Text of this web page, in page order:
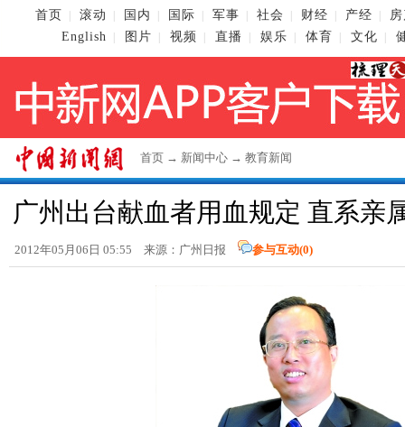
首页 滚动 国内 国际 军事 社会 财经 产经
English
图片 视频 直播 娱乐 体育 文化
首页 → 新闻中心 → 教育新闻
广州出台献血者用血规定 直系亲
2012年05月06日 05:55 来源：广州日报 参与互动(0)